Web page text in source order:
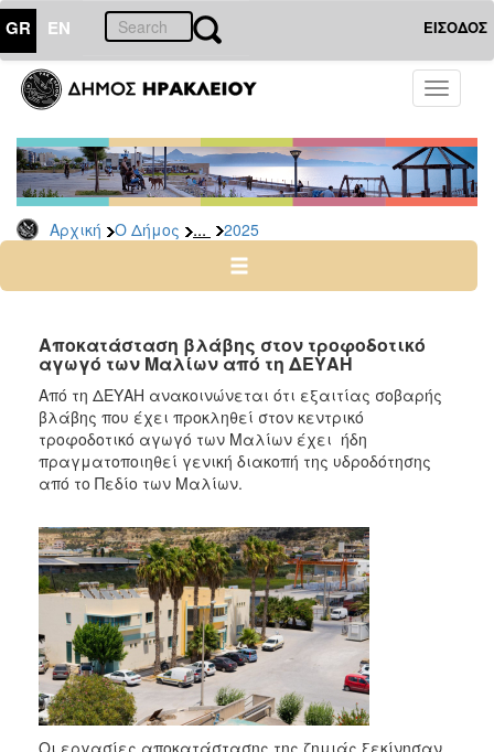
GR EN ΕΙΣΟΔΟΣ
Toggle
Αρχική Ο Δήμος ... 2025
ΔΗΜΟΣ
Δελτία
Τύπου
Αρχείο
2026
2024
2022
2021
2020
2019
2018
2017
2016
2015
2013
2012
2011
2010
Αποκατάσταση βλάβης στον τροφοδοτικό
αγωγό των Μαλίων από τη ΔΕΥΑΗ
Από τη ΔΕΥΑΗ ανακοινώνεται ότι εξαιτίας σοβαρής
βλάβης που έχει προκληθεί στον κεντρικό
τροφοδοτικό αγωγό των Μαλίων έχει ήδη
πραγματοποιηθεί γενική διακοπή της υδροδότησης
από το Πεδίο των Μαλίων.
Οι εργασίες αποκατάστασης της ζημιάς ξεκίνησαν